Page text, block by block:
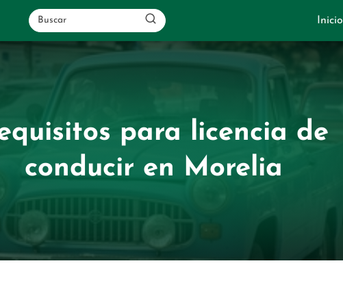
Inicio
para licencia de
conducir en Morelia